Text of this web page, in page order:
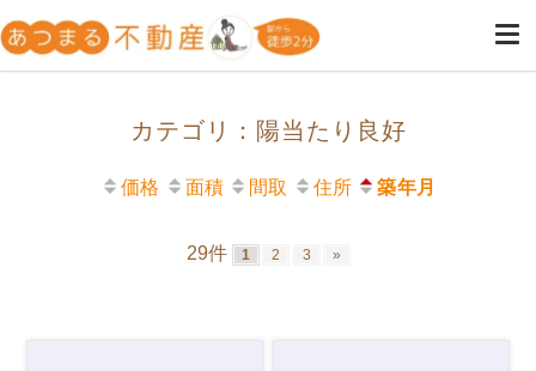
性のためのあつまる不動産
カテゴリ：陽当たり良好
価格 面積 間取 住所 築年月
29件 1 2 3 »